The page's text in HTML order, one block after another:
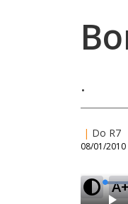
.
| Do R7
08/01/2010